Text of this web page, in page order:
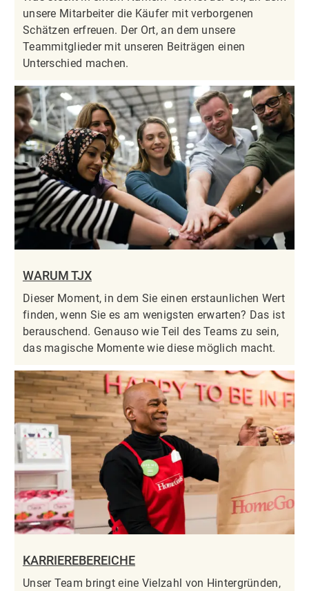
unsere Mitarbeiter die Käufer mit verborgenen
Schätzen erfreuen. Der Ort, an dem unsere
Teammitglieder mit unseren Beiträgen einen
Unterschied machen.
WARUM TJX
Dieser Moment, in dem Sie einen erstaunlichen Wert
finden, wenn Sie es am wenigsten erwarten? Das ist
berauschend. Genauso wie Teil des Teams zu sein,
das magische Momente wie diese möglich macht.
KARRIEREBEREICHE
Unser Team bringt eine Vielzahl von Hintergründen,